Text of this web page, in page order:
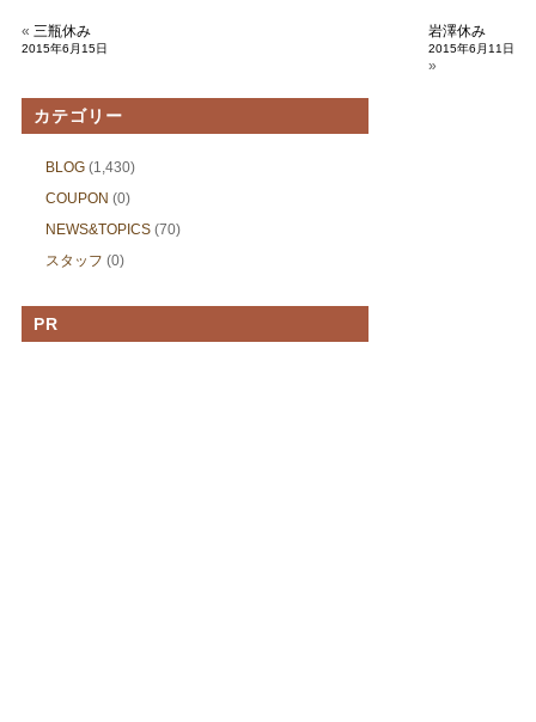
« 三瓶休み
2015年6月15日
岩澤休み
2015年6月11日
»
カテゴリー
BLOG(1,430)
COUPON (0)
NEWS&TOPICS(70)
スタッフ (0)
PR